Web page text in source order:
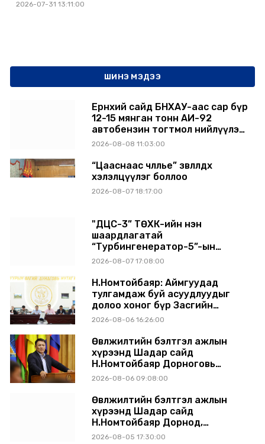
2026-07-31 13:11:00
ШИНЭ МЭДЭЭ
Ерөнхий сайд БНХАУ-аас сар бүр
12-15 мянган тонн АИ-92
автобензин тогтмол нийлүүлэх
хүсэлт тавилаа
2026-08-08 11:03:00
“Цааснаас чөлөөлье” зөвлөлдөх
хэлэлцүүлэг боллоо
2026-08-07 18:17:00
"ДЦС-3” ТӨХК-ийн нэн
шаардлагатай
“Турбингенератор-5”-ын
шинэчлэлийн төсвийг
2026-08-07 17:08:00
Н.Номтойбаяр: Аймгуудад
тулгамдаж буй асуудлуудыг
долоо хоног бүр Засгийн
газрын хуралдаанд
2026-08-06 16:26:00
Өвөлжилтийн бэлтгэл ажлын
хүрээнд Шадар сайд
Н.Номтойбаяр Дорноговь
аймагт ажиллав
2026-08-06 09:08:00
Өвөлжилтийн бэлтгэл ажлын
хүрээнд Шадар сайд
Н.Номтойбаяр Дорнод,
Сүхбаатар аймагт ажиллав
2026-08-05 17:30:00